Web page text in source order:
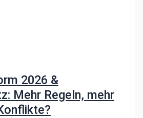
2026 &
Mehr Regeln, mehr